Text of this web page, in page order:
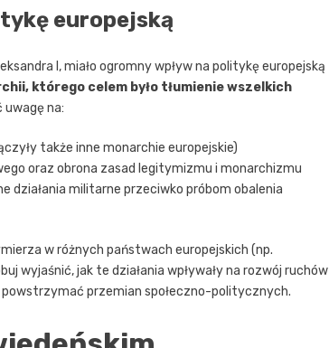
europejską
I, miało ogromny wpływ na politykę europejską
którego celem było tłumienie wszelkich
uwagę na:
także inne monarchie europejskie)
oraz obrona zasad legitymizmu i monarchizmu
działania militarne przeciwko próbom obalenia
w różnych państwach europejskich (np.
wyjaśnić, jak te działania wpływały na rozwój ruchów
przemian społeczno-politycznych.